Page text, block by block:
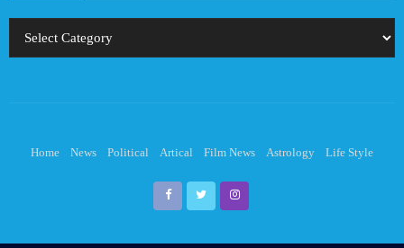
Home News Political Artical Film News Astrology Life Style